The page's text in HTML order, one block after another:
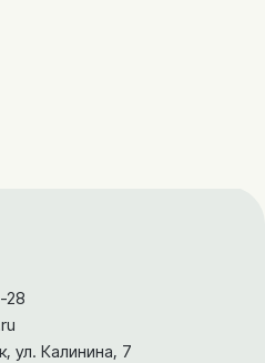
28
ул. Калинина, 7